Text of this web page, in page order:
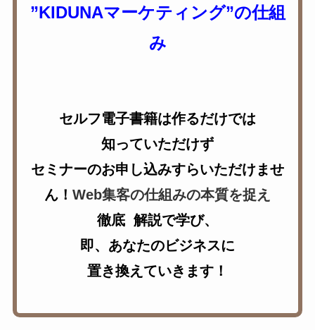
”KIDUNAマーケティング”の仕組
み
セルフ電子書籍は作るだけでは
知っていただけず
セミナーのお申し込みすらいただけませ
ん！ Web集客の仕組みの本質を捉え
徹底 解説で学び、
即、あなたのビジネスに
置き換えていきます！